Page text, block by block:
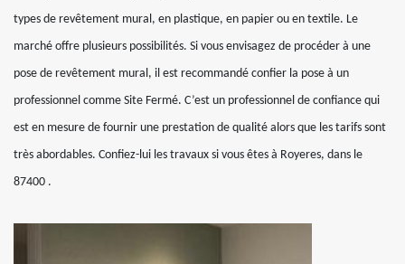
types de revêtement mural, en plastique, en papier ou en textile. Le
marché offre plusieurs possibilités. Si vous envisagez de procéder à une
pose de revêtement mural, il est recommandé confier la pose à un
professionnel comme Site Fermé. C’est un professionnel de confiance qui
est en mesure de fournir une prestation de qualité alors que les tarifs sont
très abordables. Confiez-lui les travaux si vous êtes à Royeres, dans le
87400 .